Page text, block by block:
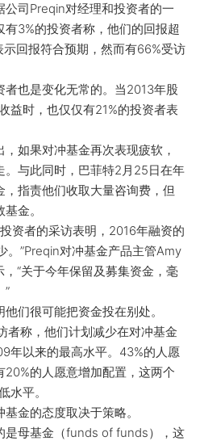
司Preqin对经理和投资者的一
3%的投资者称，他们的回报超
回报符合预期，然而有66%受访
也是变化无常的。当2013年股
益时，也仅仅有21%的投资者表
如果对冲基金再次表现疲软，
。与此同时，巴菲特2月25日在年
指责他们收取大量咨询费，但
金。
者的采访表明，2016年融资的
。”Preqin对冲基金产品主管Amy
“关于今年保留及募集资金，毫
”
们很可能把资金投在别处。
称，他们计划减少在对冲基金
年以来的最高水平。43%的人愿
的人愿意增加配置，这两个
水平。
金的态度取决于策略。
母基金（funds of funds），这